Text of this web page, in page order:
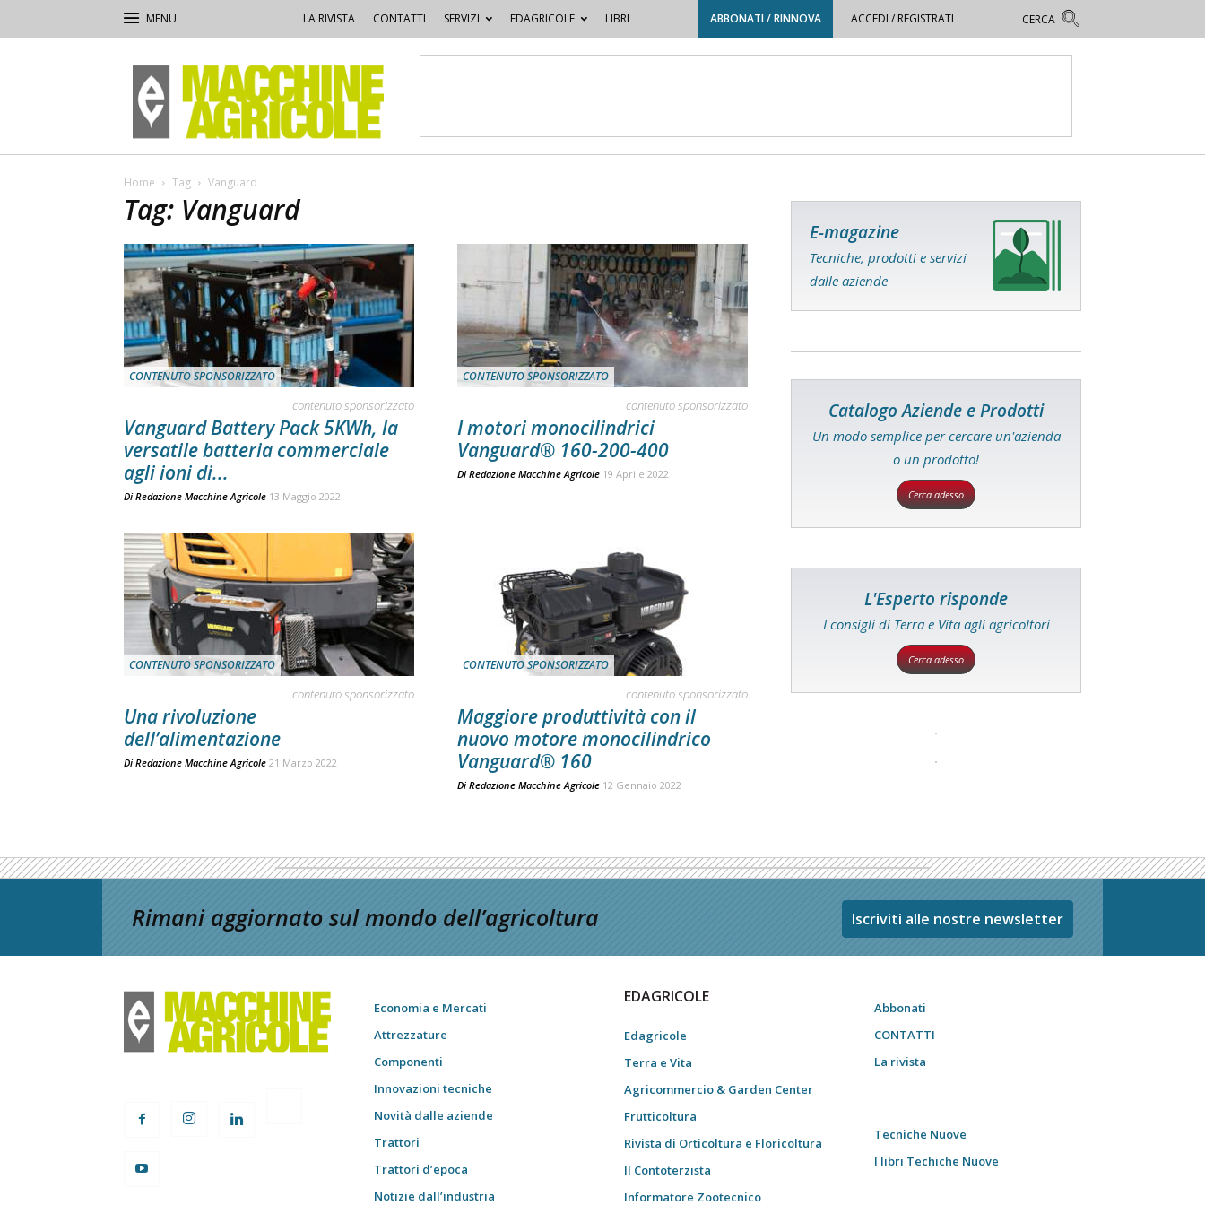
LA RIVISTA CONTATTI SERVIZI EDAGRICOLE LIBRI ABBONATI / RINNOVA ACCEDI / REGISTRATI
Macchine
Agricole
Home Tag Vanguard
Tag: Vanguard
CONTENUTO SPONSORIZZATO
contenuto sponsorizzato
Vanguard Battery Pack 5KWh, la
versatile batteria commerciale
agli ioni di...
Di Redazione Macchine Agricole 13 Maggio 2022
CONTENUTO SPONSORIZZATO
contenuto sponsorizzato
I motori monocilindrici
Vanguard® 160-200-400
Di Redazione Macchine Agricole 19 Aprile 2022
CONTENUTO SPONSORIZZATO
contenuto sponsorizzato
Una rivoluzione
dell’alimentazione
Di Redazione Macchine Agricole 21 Marzo 2022
CONTENUTO SPONSORIZZATO
contenuto sponsorizzato
Maggiore produttività con il
nuovo motore monocilindrico
Vanguard® 160
Di Redazione Macchine Agricole 12 Gennaio 2022
E-magazine
Tecniche, prodotti e servizi
dalle aziende
Catalogo Aziende e Prodotti
Un modo semplice per cercare un'azienda
o un prodotto!
Cerca adesso
L'Esperto risponde
I consigli di Terra e Vita agli agricoltori
Cerca adesso
Rimani aggiornato sul mondo dell’agricoltura Iscriviti alle nostre newsletter
Economia e Mercati
Attrezzature
Componenti
Innovazioni tecniche
Novità dalle aziende
Trattori
Trattori d’epoca
Notizie dall’industria
EDAGRICOLE
Edagricole
Terra e Vita
Agricommercio & Garden Center
Frutticoltura
Rivista di Orticoltura e Floricoltura
Il Contoterzista
Informatore Zootecnico
Abbonati
CONTATTI
La rivista
Tecniche Nuove
I libri Techiche Nuove